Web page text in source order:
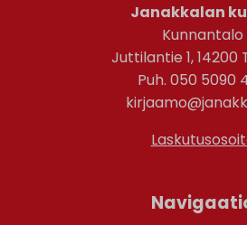
Janakkalan
Kunnantalo
Juttilantie 1, 14200
Puh. 050 5090